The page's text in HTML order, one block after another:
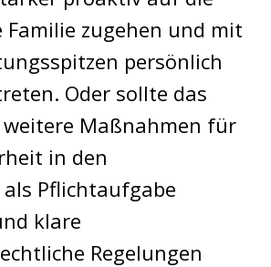
Familie zugehen und mit
persönlich
Oder sollte das
weitere Maßnahmen für
in den
Pflichtaufgabe
klare
Regelungen